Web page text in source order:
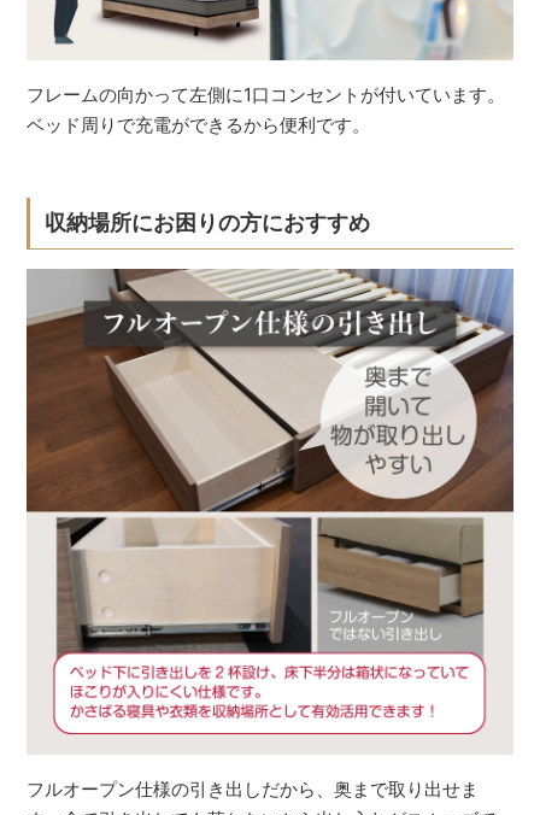
フレームの向かって左側に1口コンセントが付いています。
ベッド周りで充電ができるから便利です。
収納場所にお困りの方におすすめ
フルオープン仕様の引き出しだから、奥まで取り出せま